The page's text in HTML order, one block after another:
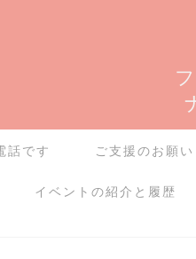
話です ご支援のお願い
イベントの紹介と履歴